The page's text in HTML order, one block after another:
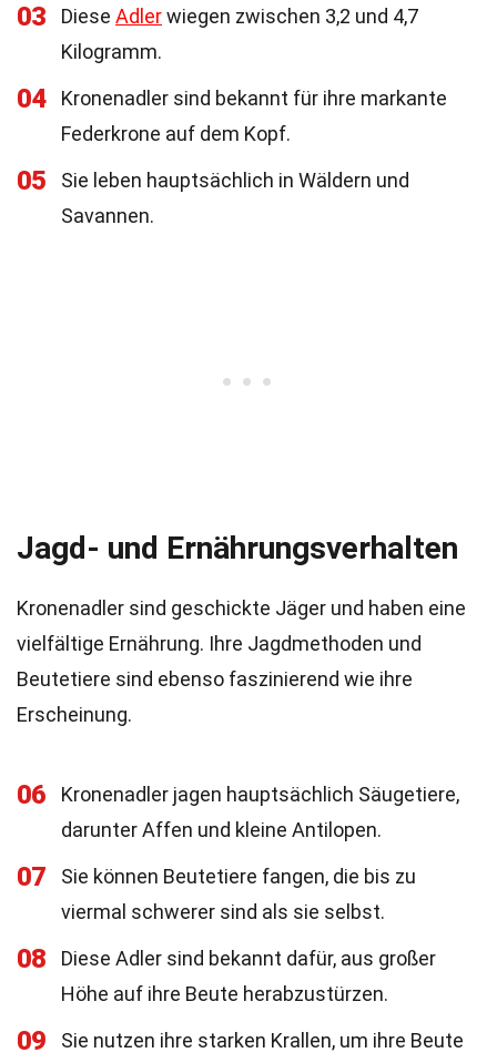
03 Diese Adlerwiegen zwischen 3,2 und 4,7
Kilogramm.
04
Kronenadler sind bekannt für ihre markante
Federkrone auf dem Kopf.
05
Sie leben hauptsächlich in Wäldern und
Savannen.
Jagd- und Ernährungsverhalten
Kronenadler sind geschickte Jäger und haben eine
vielfältige Ernährung. Ihre Jagdmethoden und
Beutetiere sind ebenso faszinierend wie ihre
Erscheinung.
06
Kronenadler jagen hauptsächlich Säugetiere,
darunter Affen und kleine Antilopen.
07
Sie können Beutetiere fangen, die bis zu
viermal schwerer sind als sie selbst.
08
Diese Adler sind bekannt dafür, aus großer
Höhe auf ihre Beute herabzustürzen.
09
Sie nutzen ihre starken Krallen, um ihre Beute